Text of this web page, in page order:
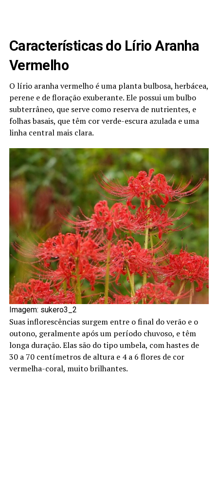
Características do Lírio Aranha
Vermelho
O lírio aranha vermelho é uma planta bulbosa, herbácea,
perene e de floração exuberante. Ele possui um bulbo
subterrâneo, que serve como reserva de nutrientes, e
folhas basais, que têm cor verde-escura azulada e uma
linha central mais clara.
Imagem: sukero3_2
Suas inflorescências surgem entre o final do verão e o
outono, geralmente após um período chuvoso, e têm
longa duração. Elas são do tipo umbela, com hastes de
30 a 70 centímetros de altura e 4 a 6 flores de cor
vermelha-coral, muito brilhantes.